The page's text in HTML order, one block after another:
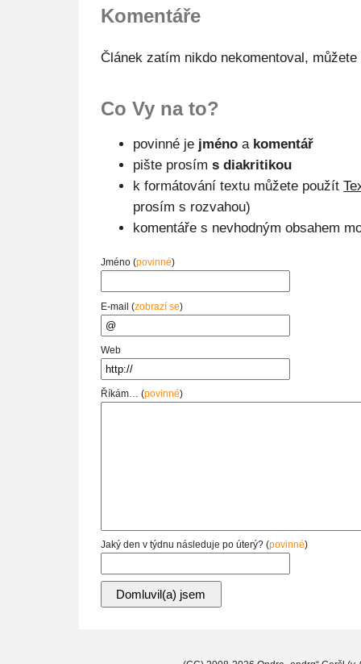
Komentáře
Článek zatím nikdo nekomentoval,
Co Vy na to?
povinné je jméno a komentář
pište prosíms diakritikou
k formátování textu můžete použít
prosím s rozvahou)
komentáře s nevhodným obsahem
Jméno (povinné)
E-mail (zobrazí se)
Web
Říkám… (povinné)
Jaký den v týdnu následuje po úterý? (povinné)